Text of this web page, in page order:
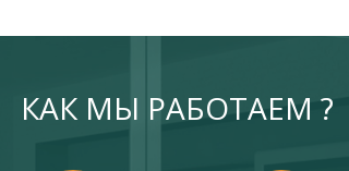
КАК МЫ РАБОТАЕМ ?